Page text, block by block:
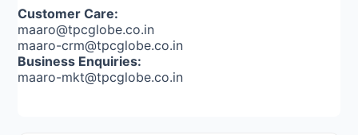
Customer Care:
maaro@tpcglobe.co.in
maaro-crm@tpcglobe.co.in
Business Enquiries:
maaro-mkt@tpcglobe.co.in